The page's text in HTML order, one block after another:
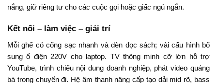
nắng, giữ riêng tư cho các cuộc gọi hoặc giấc ngủ ngắn.
Kết nối – làm việc – giải trí
Mỗi ghế có cổng sạc nhanh và đèn đọc sách; vài cấu hình bổ
sung ổ điện 220V cho laptop. TV thông minh cỡ lớn hỗ trợ
YouTube, trình chiếu nội dung doanh nghiệp, phát video quảng
bá trong chuyến đi. Hệ âm thanh nâng cấp tạo dải mid rõ, bass